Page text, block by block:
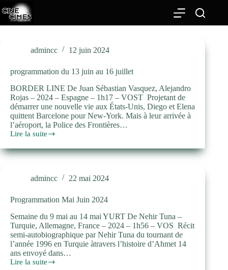
Passer
au
contenu
admincc 12 juin 2024
programmation du 13 juin au 16 juillet
BORDER LINE De Juan Sébastian Vasquez, Alejandro
Rojas – 2024 – Espagne – 1h17 – VOST Projetant de
démarrer une nouvelle vie aux États-Unis, Diego et Elena
quittent Barcelone pour New-York. Mais à leur arrivée à
l’aéroport, la Police des Frontières…
Lire la suite
programmation
13
admincc 22 mai 2024
Programmation Mai Juin 2024
Semaine du 9 mai au 14 mai YURT De Nehir Tuna –
Turquie, Allemagne, France – 2024 – 1h56 – VOS Récit
semi-autobiographique par Nehir Tuna du tournant de
l’année 1996 en Turquie àtravers l’histoire d’Ahmet 14
ans envoyé dans…
Lire la suite
Programmation